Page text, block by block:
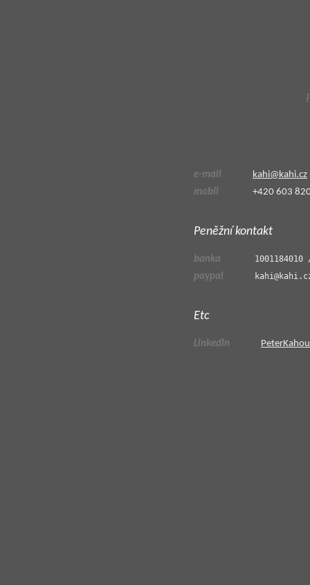
e-mail kahi@ kahi.cz
mobil
+420 603
Peněžní kontakt
banka 1001184010
paypal
Etc
LinkedIn